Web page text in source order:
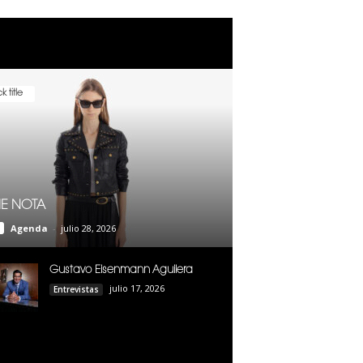
title
NOTA
Agenda - julio 28, 2026
Gustavo Eisenmann Aguilera
Entrevistas julio 17, 2026